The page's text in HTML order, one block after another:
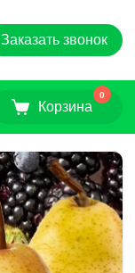
Заказать звонок
Корзина
0